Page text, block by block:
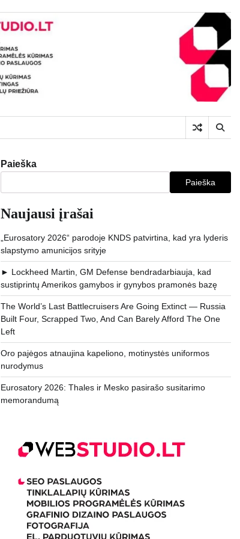
Paieška
Paieška
Naujausi įrašai
„Eurosatory 2026“ parodoje KNDS patvirtina, kad yra lyderis
slapstymo amunicijos srityje
► Lockheed Martin, GM Defense bendradarbiauja, kad
sustiprintų Amerikos gamybos ir gynybos pramonės bazę
The World’s Last Battlecruisers Are Going Extinct — Russia
Built Four, Scrapped Two, And Can Barely Afford The One
Left
Oro pajėgos atnaujina kapeliono, motinystės uniformos
nurodymus
Eurosatory 2026: Thales ir Mesko pasirašo susitarimo
memorandumą